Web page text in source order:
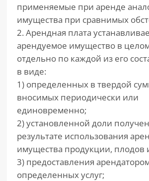
применяемые при аренде
имущества при сравнимых
2. Арендная плата
арендуемое имущество в
отдельно по каждой из его
в виде:
1) определенных в твердой
вносимых периодически или
единовременно;
2) установленной доли
результате использования
имущества продукции, плодов
3) предоставления
определенных услуг;